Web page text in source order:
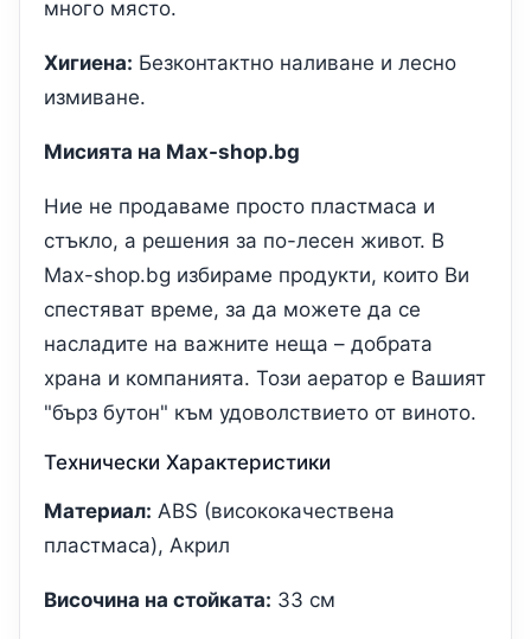
много място.
Хигиена: Безконтактно наливане и лесно
измиване.
Мисията на Max-shop.bg
Ние не продаваме просто пластмаса и
стъкло, а решения за по-лесен живот. В
Max-shop.bg избираме продукти, които Ви
спестяват време, за да можете да се
насладите на важните неща – добрата
храна и компанията. Този аератор е Вашият
"бърз бутон" към удоволствието от виното.
Технически Характеристики
Материал: ABS (висококачествена
пластмаса), Акрил
Височина на стойката: 33 см